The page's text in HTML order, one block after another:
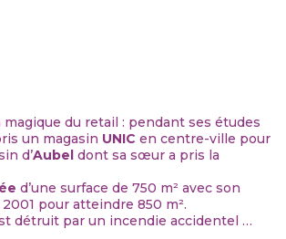
du retail : pendant ses études
un magasin UNIC en centre-ville pour
d’Aubel dont sa sœur a pris la
d’une surface de 750 m² avec son
pour atteindre 850 m².
détruit par un incendie accidentel …